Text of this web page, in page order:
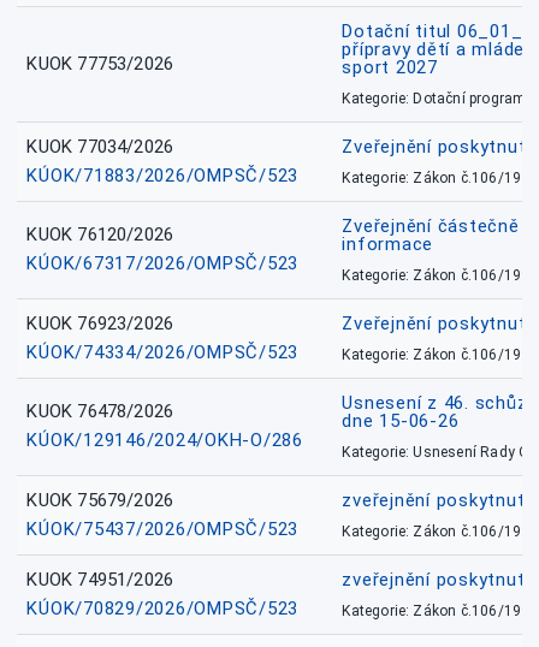
KUOK 77753/2026
Dotační titul
přípravy dětí a
sport 2027
Kategorie: Dotační
KUOK 77034/2026
KÚOK/71883/2026/OMPSČ/523
Zveřejnění
Kategorie: Zákon č.106/1999
KUOK 76120/2026
KÚOK/67317/2026/OMPSČ/523
Zveřejnění částečně
informace
Kategorie: Zákon č.106/1999
KUOK 76923/2026
KÚOK/74334/2026/OMPSČ/523
Zveřejnění
Kategorie: Zákon č.106/1999
KUOK 76478/2026
KÚOK/129146/2024/OKH-O/286
Usnesení z 46.
dne 15-06-26
Kategorie: Usnesení Rady
KUOK 75679/2026
KÚOK/75437/2026/OMPSČ/523
zveřejnění
Kategorie: Zákon č.106/1999
KUOK 74951/2026
KÚOK/70829/2026/OMPSČ/523
zveřejnění
Kategorie: Zákon č.106/1999